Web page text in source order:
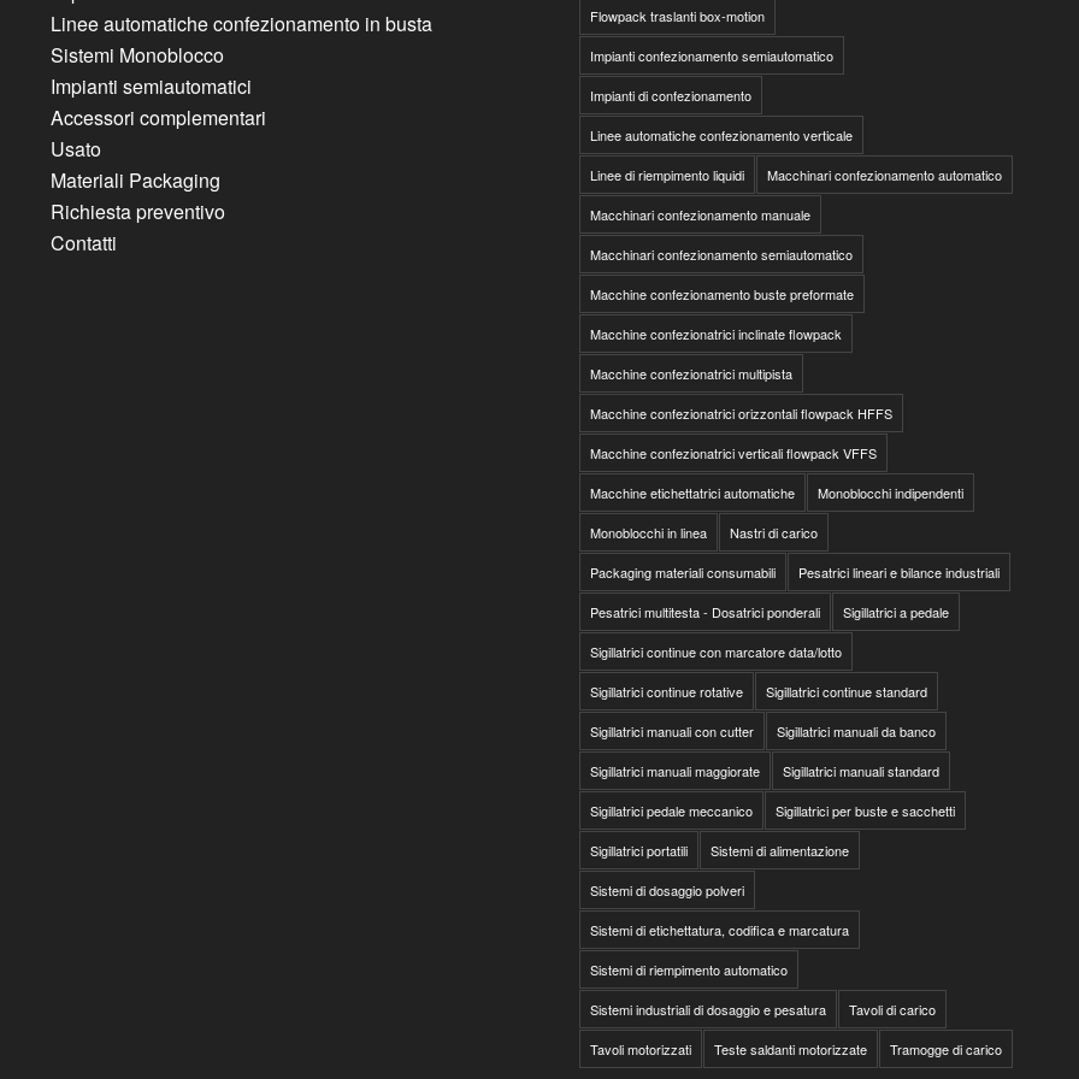
Linee automatiche confezionamento in busta
Sistemi Monoblocco
Impianti semiautomatici
Accessori complementari
Usato
Materiali Packaging
Richiesta preventivo
Contatti
Flowpack traslanti box-motion
Impianti confezionamento semiautomatico
Impianti di confezionamento
Linee automatiche confezionamento verticale
Linee di riempimento liquidi Macchinari confezionamento automatico
Macchinari confezionamento manuale
Macchinari confezionamento semiautomatico
Macchine confezionamento buste preformate
Macchine confezionatrici inclinate flowpack
Macchine confezionatrici multipista
Macchine confezionatrici orizzontali flowpack HFFS
Macchine confezionatrici verticali flowpack VFFS
Macchine etichettatrici automatiche Monoblocchi indipendenti
Monoblocchi in linea Nastri di carico
Packaging materiali consumabili Pesatrici lineari e bilance industriali
Pesatrici multitesta - Dosatrici ponderali Sigillatrici a pedale
Sigillatrici continue con marcatore data/lotto
Sigillatrici continue rotative Sigillatrici continue standard
Sigillatrici manuali con cutter Sigillatrici manuali da banco
Sigillatrici manuali maggiorate Sigillatrici manuali standard
Sigillatrici pedale meccanico Sigillatrici per buste e sacchetti
Sigillatrici portatili Sistemi di alimentazione
Sistemi di dosaggio polveri
Sistemi di etichettatura, codifica e marcatura
Sistemi di riempimento automatico
Sistemi industriali di dosaggio e pesatura Tavoli di carico
Tavoli motorizzati Teste saldanti motorizzate Tramogge di carico